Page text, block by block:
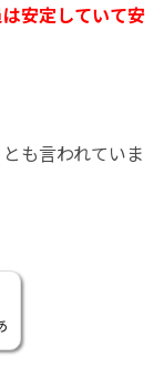
は安定していて安
も言われていま